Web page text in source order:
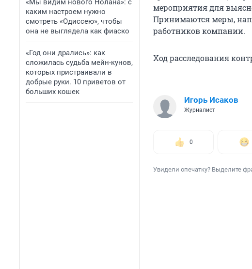
«Мы видим нового Нолана»: с
каким настроем нужно
смотреть «Одиссею», чтобы
она не выглядела как фиаско
«Год они дрались»: как
сложилась судьба мейн-кунов,
которых пристраивали в
добрые руки. 10 приветов от
больших кошек
мероприятия для
Принимаются меры,
работников компании.
Ход расследования
Игорь Исаков
Журналист
0
Увидели опечатку? Выделите